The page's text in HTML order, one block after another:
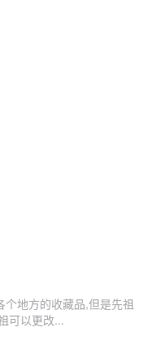
地方的收藏品,但是先祖
可以更改...